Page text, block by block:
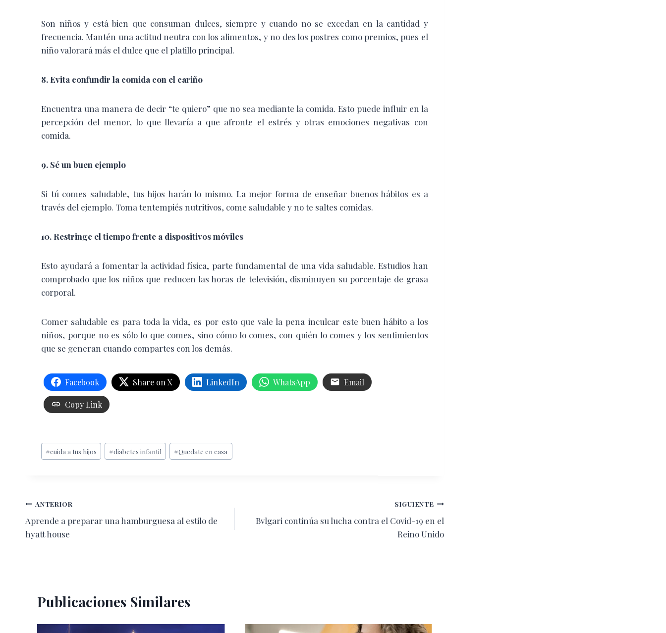
Son niños y está bien que consuman dulces, siempre y cuando no se excedan en la cantidad y
frecuencia. Mantén una actitud neutra con los alimentos, y no des los postres como premios, pues el
niño valorará más el dulce que el platillo principal.
8. Evita confundir la comida con el cariño
Encuentra una manera de decir “te quiero” que no sea mediante la comida. Esto puede influir en la
percepción del menor, lo que llevaría a que afronte el estrés y otras emociones negativas con
comida.
9. Sé un buen ejemplo
Si tú comes saludable, tus hijos harán lo mismo. La mejor forma de enseñar buenos hábitos es a
través del ejemplo. Toma tentempiés nutritivos, come saludable y no te saltes comidas.
10. Restringe el tiempo frente a dispositivos móviles
Esto ayudará a fomentar la actividad física, parte fundamental de una vida saludable. Estudios han
comprobado que los niños que reducen las horas de televisión, disminuyen su porcentaje de grasa
corporal.
Comer saludable es para toda la vida, es por esto que vale la pena inculcar este buen hábito a los
niños, porque no es sólo lo que comes, sino cómo lo comes, con quién lo comes y los sentimientos
que se generan cuando compartes con los demás.
Facebook Share on X LinkedIn WhatsApp Email
Copy Link
Etiquetas
de
#cuida a tus hijos #diabetes infantil #Quedate en casa
Navegación
de
ANTERIOR
Aprende a preparar una hamburguesa al estilo de
hyatt house
SIGUIENTE
Bvlgari continúa su lucha contra el Covid-19 en el
Reino Unido
Publicaciones Similares